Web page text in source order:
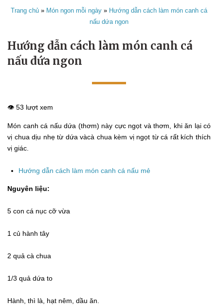
Trang chủ » Món ngon mỗi ngày » Hướng dẫn cách làm món canh cá
nấu dứa ngon
Hướng dẫn cách làm món canh cá
nấu dứa ngon
👁️ 53 lượt xem
Món canh cá nấu dứa (thơm) này cực ngọt và thơm, khi ăn lại có
vị chua dịu nhẹ từ dứa vàcà chua kèm vị ngọt từ cá rất kích thích
vị giác.
Hướng dẫn cách làm món canh cá nấu mẻ
Nguyên liệu:
5 con cá nục cỡ vừa
1 củ hành tây
2 quả cà chua
1/3 quả dứa to
Hành, thì là, hạt nêm, dầu ăn.